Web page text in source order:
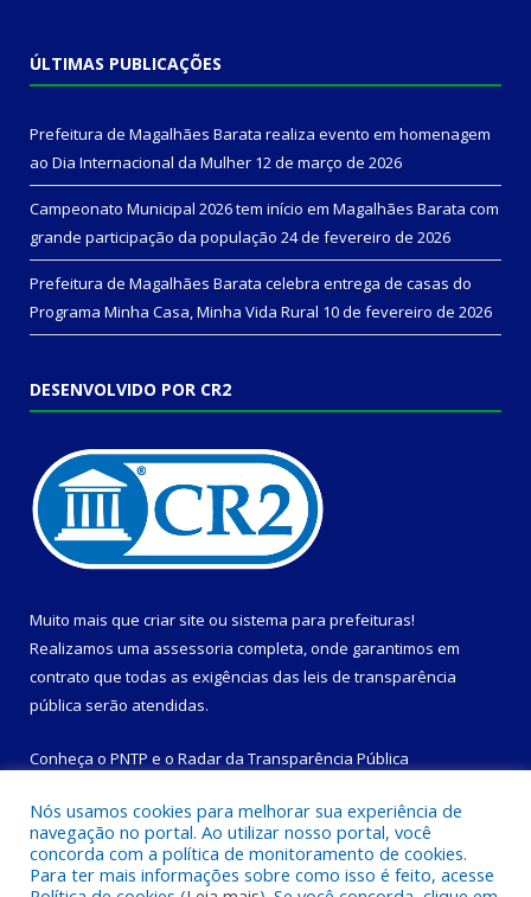
ÚLTIMAS PUBLICAÇÕES
Prefeitura de Magalhães Barata realiza evento em homenagem
ao Dia Internacional da Mulher 12 de março de 2026
Campeonato Municipal 2026 tem início em Magalhães Barata com
grande participação da população 24 de fevereiro de 2026
Prefeitura de Magalhães Barata celebra entrega de casas do
Programa Minha Casa, Minha Vida Rural 10 de fevereiro de 2026
DESENVOLVIDO POR CR2
Muito mais que criar site ou sistema para prefeituras!
Realizamos uma assessoria completa, onde garantimos em
contrato que todas as exigências das leis de transparência
pública serão atendidas.
Conheça o PNTP e o Radar da Transparência Pública
Todos os direitos reservados a Prefeitura Municipal de
Nós usamos cookies para melhorar sua experiência de
navegação no portal. Ao utilizar nosso portal, você
concorda com a política de monitoramento de cookies.
Para ter mais informações sobre como isso é feito, acesse